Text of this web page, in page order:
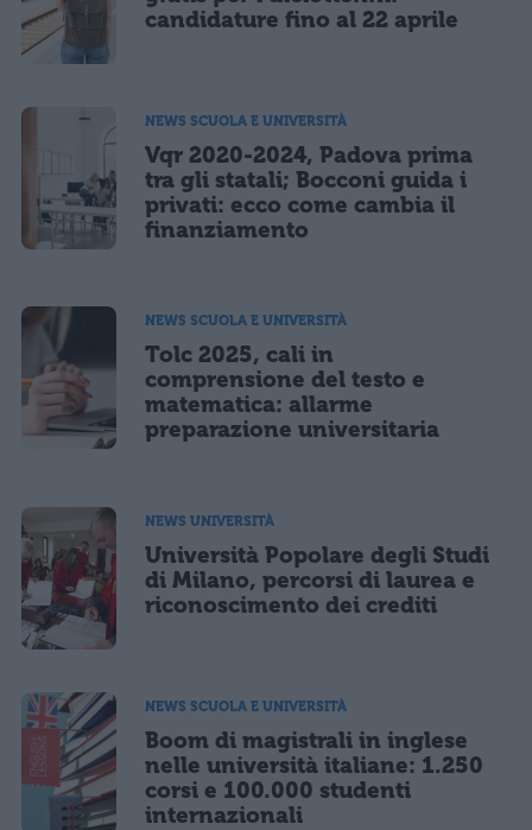
candidature fino al 22 aprile
NEWS SCUOLA E UNIVERSITÀ
Vqr 2020-2024, Padova prima
tra gli statali; Bocconi guida i
privati: ecco come cambia il
finanziamento
NEWS SCUOLA E UNIVERSITÀ
Tolc 2025, cali in
comprensione del testo e
matematica: allarme
preparazione universitaria
NEWS UNIVERSITÀ
Università Popolare degli Studi
di Milano, percorsi di laurea e
riconoscimento dei crediti
NEWS SCUOLA E UNIVERSITÀ
Boom di magistrali in inglese
nelle università italiane: 1.250
corsi e 100.000 studenti
internazionali